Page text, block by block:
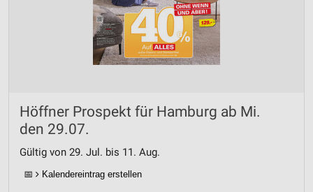
Höffner Prospekt für Hamburg ab Mi.
den 29.07.
Gültig von 29. Jul. bis 11. Aug.
📅 Kalendereintrag erstellen